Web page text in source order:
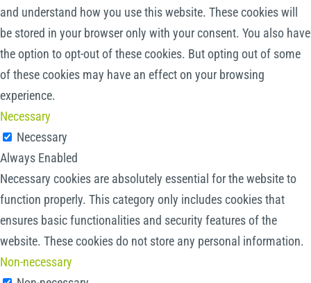
and understand how you use this website. These cookies will
be stored in your browser only with your consent. You also have
the option to opt-out of these cookies. But opting out of some
of these cookies may have an effect on your browsing
experience.
Necessary
Necessary
Always Enabled
Necessary cookies are absolutely essential for the website to
function properly. This category only includes cookies that
ensures basic functionalities and security features of the
website. These cookies do not store any personal information.
Non-necessary